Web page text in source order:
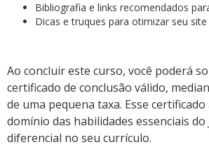
Bibliografia e links recomendados
Dicas e truques para otimizar seu site
Ao concluir este curso, você poderá
certificado de conclusão válido,
de uma pequena taxa. Esse
domínio das habilidades essenciais do
diferencial no seu currículo.